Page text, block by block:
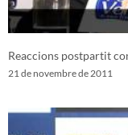
Reaccions postpartit
21 de novembre de 2011